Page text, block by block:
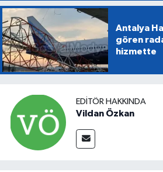
Antalya
gören
hizmette
EDITÖR HAKKINDA
Vildan Özkan